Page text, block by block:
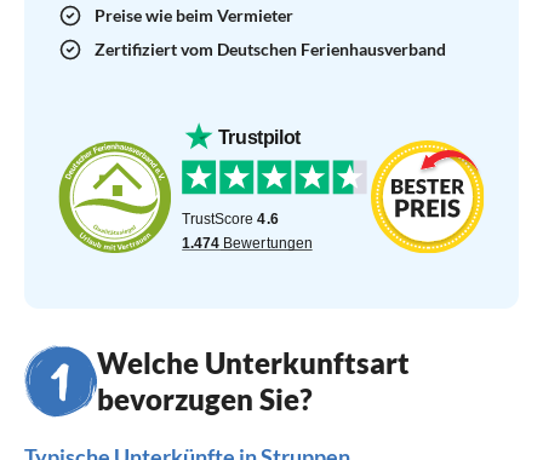
Preise wie beim Vermieter
Zertifiziert vom Deutschen Ferienhausverband
Welche Unterkunftsart
bevorzugen Sie?